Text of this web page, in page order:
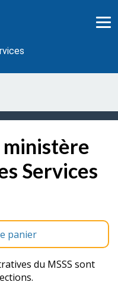
ministère
Services
panier
du MSSS sont